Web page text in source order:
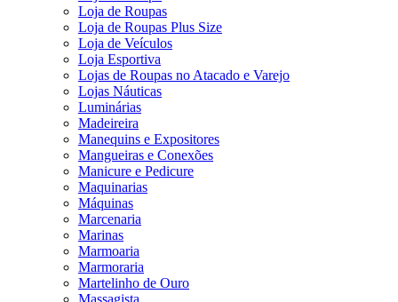
Loja de Roupas
Loja de Roupas Plus Size
Loja de Veículos
Loja Esportiva
Lojas de Roupas no Atacado e Varejo
Lojas Náuticas
Luminárias
Madeireira
Manequins e Expositores
Mangueiras e Conexões
Manicure e Pedicure
Maquinarias
Máquinas
Marcenaria
Marinas
Marmoaria
Marmoraria
Martelinho de Ouro
Massagista